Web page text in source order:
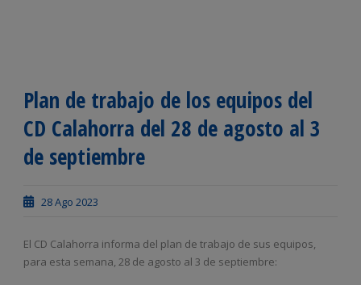
Plan de trabajo de los equipos del
CD Calahorra del 28 de agosto al 3
de septiembre
28 Ago 2023
El CD Calahorra informa del plan de trabajo de sus equipos,
para esta semana, 28 de agosto al 3 de septiembre: